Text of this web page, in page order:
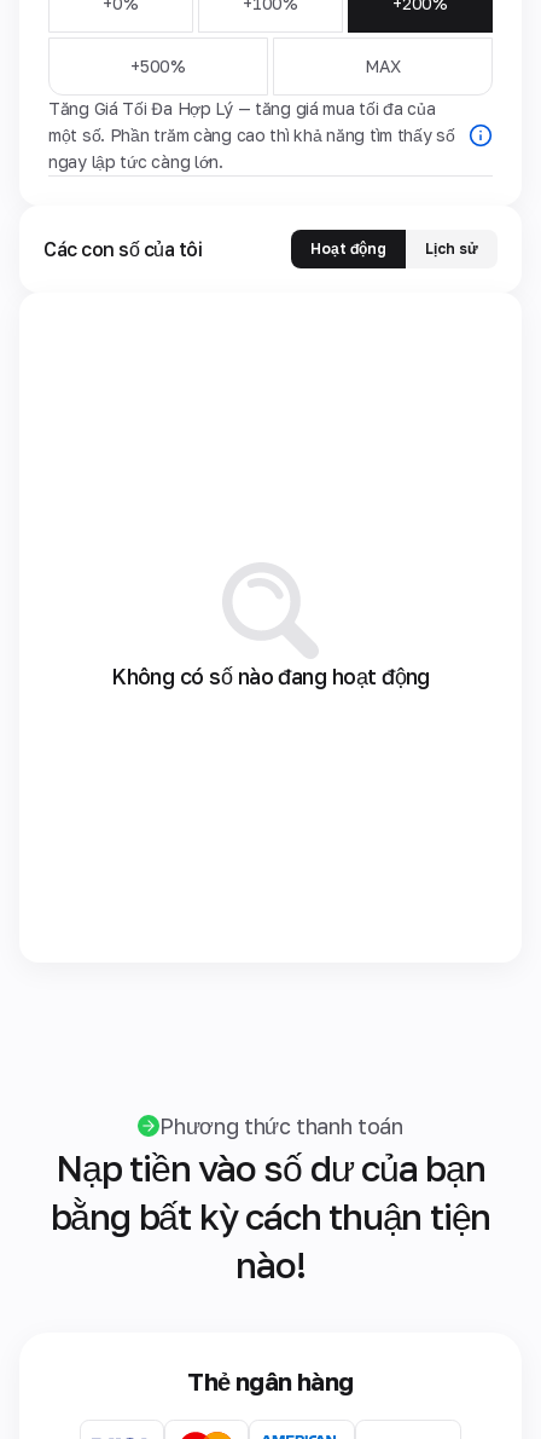
+500% MAX
Tăng Giá Tối Đa Hợp Lý — tăng giá mua tối đa của
một số. Phần trăm càng cao thì khả năng tìm thấy số
ngay lập tức càng lớn.
Các con số của tôi Hoạt động Lịch sử
Không có số nào đang hoạt động
Phương thức thanh toán
Nạp tiền vào số dư của bạn
bằng bất kỳ cách thuận tiện
nào!
Thẻ ngân hàng